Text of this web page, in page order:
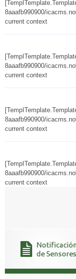
8aaafb990900/
current context
8aaafb990900/
current context
8aaafb990900/
current context
8aaafb990900/
current context